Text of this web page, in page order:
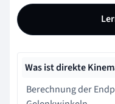
Was ist direkte
Berechnung der